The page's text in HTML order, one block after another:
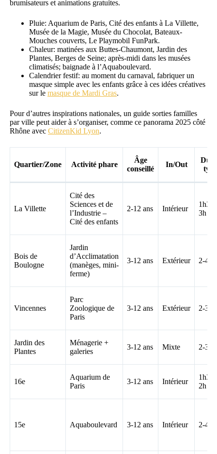
brumisateurs et animations gratuites.
Pluie: Aquarium de Paris, Cité des enfants à La Villette,
Musée de la Magie, Musée du Chocolat, Bateaux-
Mouches couverts, Le Playmobil FunPark.
Chaleur: matinées aux Buttes-Chaumont, Jardin des
Plantes, Berges de Seine; après-midi dans les musées
climatisés; baignade à l’Aquaboulevard.
Calendrier festif: au moment du carnaval, fabriquer un
masque simple avec les enfants grâce à ces idées créatives
sur le masque de Mardi Gras.
Pour d’autres inspirations nationales, un guide sorties familles
par ville peut aider à s’organiser, comme ce panorama 2025 côté
Rhône avec CitizenKid Lyon.
Quartier/Zone Activité phare
Âge
conseillé
In/Out
type
La Villette
Cité des
Sciences et de
l’Industrie –
Cité des enfants
2-12 ans Intérieur
1h30-
3h
Bois de
Boulogne
Jardin
d’Acclimatation
(manèges, mini-
ferme)
3-12 ans Extérieur 2-4h
Vincennes
Parc
Zoologique de
Paris
3-12 ans Extérieur 2-3h
Jardin des
Plantes
Ménagerie +
galeries
3-12 ans Mixte 2-3h
16e
Aquarium de
Paris
3-12 ans Intérieur
1h30-
2h
15e Aquaboulevard 3-12 ans Intérieur 2-4h